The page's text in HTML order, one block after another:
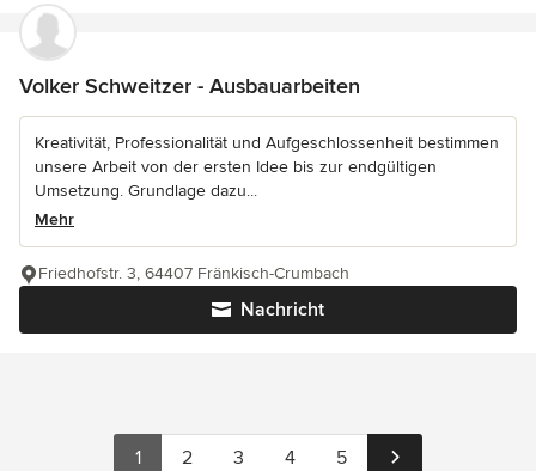
Volker Schweitzer - Ausbauarbeiten
Kreativität, Professionalität und Aufgeschlossenheit bestimmen
unsere Arbeit von der ersten Idee bis zur endgültigen
Umsetzung. Grundlage dazu...
Mehr
Nachricht
Friedhofstr. 3, 64407 Fränkisch-Crumbach
1 2 3 4 5